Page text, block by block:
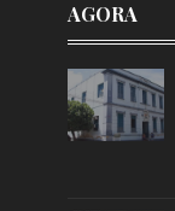
AGORA